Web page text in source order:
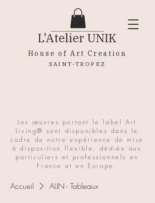
L'Atelier UNIK
House of Art Creation
SAINT-TROPEZ
Les œuvres portant le label Art
Living® sont disponibles dans le
cadre de notre expérience de mise
à disposition flexible, dédiée aux
particuliers et professionnels en
France et en Europe.
Accueil ALIN - Tableaux